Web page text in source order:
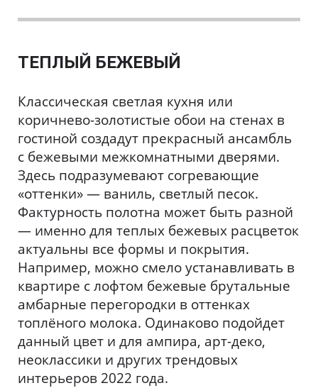
ТЕПЛЫЙ БЕЖЕВЫЙ
Классическая светлая кухня или
коричнево-золотистые обои на стенах в
гостиной создадут прекрасный ансамбль
с бежевыми межкомнатными дверями.
Здесь подразумевают согревающие
«оттенки» — ваниль, светлый песок.
Фактурность полотна может быть разной
— именно для теплых бежевых расцветок
актуальны все формы и покрытия.
Например, можно смело устанавливать в
квартире с лофтом бежевые брутальные
амбарные перегородки в оттенках
топлёного молока. Одинаково подойдет
данный цвет и для ампира, арт-деко,
неоклассики и других трендовых
интерьеров 2022 года.